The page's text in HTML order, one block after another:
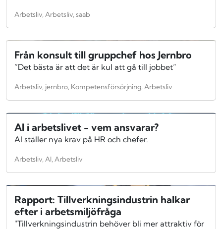
Arbetsliv, Arbetsliv, saab
Från konsult till gruppchef hos Jernbro
”Det bästa är att det är kul att gå till jobbet”
Arbetsliv, jernbro, Kompetensförsörjning, Arbetsliv
AI i arbetslivet - vem ansvarar?
AI ställer nya krav på HR och chefer.
Arbetsliv, AI, Arbetsliv
Rapport: Tillverkningsindustrin halkar
efter i arbetsmiljöfråga
"Tillverkningsindustrin behöver bli mer attraktiv för